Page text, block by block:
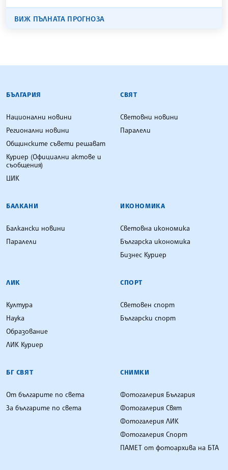
ВИЖ ПЪЛНАТА ПРОГНОЗА
БЪЛГАРСКА ТЕЛЕГРАФНА АГЕНЦИЯ
БЪЛГАРИЯ
Национални новини
Регионални новини
Общинските съвети решават
Куриер (Официални актове и
съобщения)
ЦИК
СВЯТ
Световни новини
Паралели
БАЛКАНИ
Балкански новини
Паралели
ИКОНОМИКА
Световна икономика
Българска икономика
Бизнес Куриер
ЛИК
Култура
Наука
Образование
ЛИК Куриер
СПОРТ
Световен спорт
Български спорт
БГ СВЯТ
От българите по света
За българите по света
СНИМКИ
Фотогалерия България
Фотогалерия Свят
Фотогалерия ЛИК
Фотогалерия Спорт
ПАМЕТ от фотоархива на БТА